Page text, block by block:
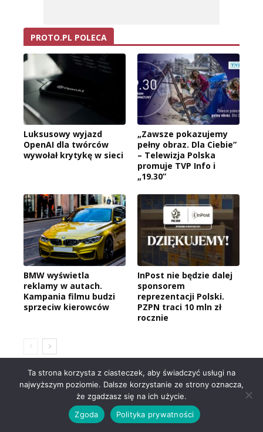
PROTO.PL POLECA
Luksusowy wyjazd
OpenAI dla twórców
wywołał krytykę w sieci
„Zawsze pokazujemy
pełny obraz. Dla Ciebie”
– Telewizja Polska
promuje TVP Info i
„19.30”
BMW wyświetla
reklamy w autach.
Kampania filmu budzi
sprzeciw kierowców
InPost nie będzie dalej
sponsorem
reprezentacji Polski.
PZPN traci 10 mln zł
rocznie
MATERIAŁ PARTNERA
Jak przejrzysty marketing
finansowy sprawił, że fundusze
Ta strona korzysta z ciasteczek, aby świadczyć usługi na
najwyższym poziomie. Dalsze korzystanie ze strony oznacza,
że zgadzasz się na ich użycie.
Zgoda
Polityka prywatności